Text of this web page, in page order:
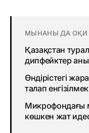
МЫНАНЫ ДА ОҚИ
Қазақстан
дипфейктер
Өндірістегі
талап енгізілмек
Микрофондағы
көшкен жат